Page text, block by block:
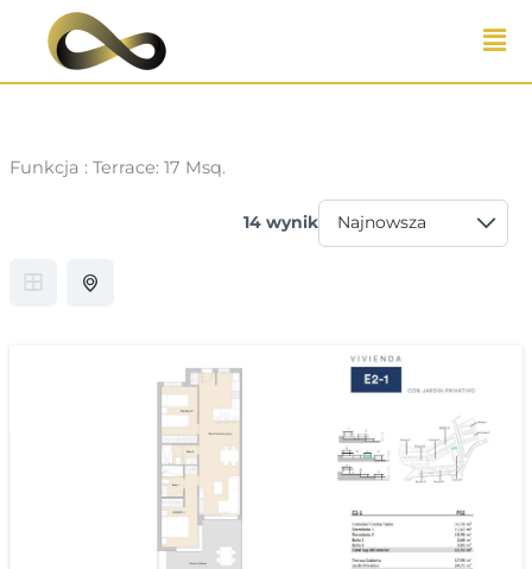
Przejdź
Funkcja : Terrace: 17 Msq.
14 wynik